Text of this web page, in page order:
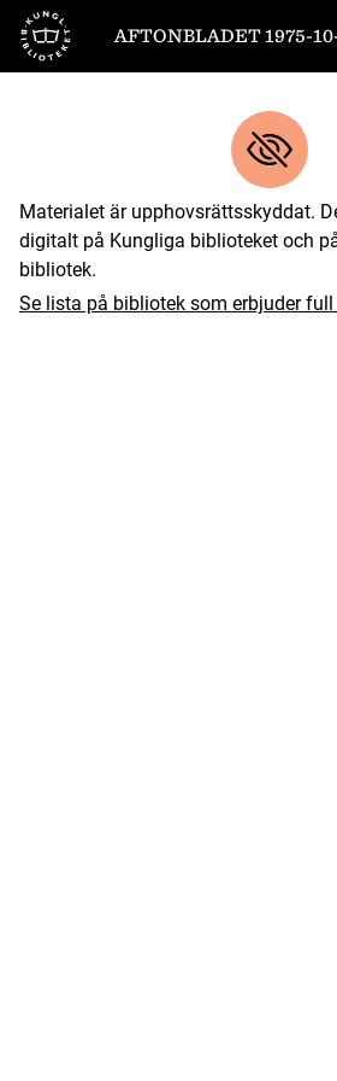
Till startsidan
AFTONBLADET 1975-
Materialet är upphovsrättsskyddat.
digitalt på Kungliga biblioteket och
bibliotek.
Se lista på bibliotek som erbjuder